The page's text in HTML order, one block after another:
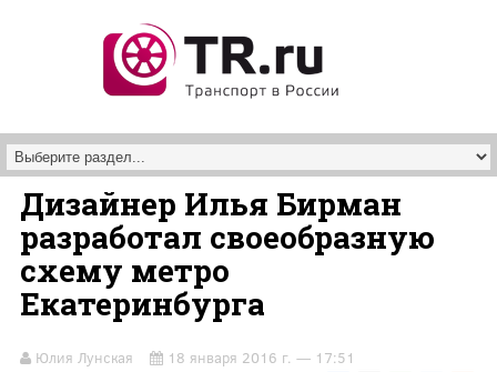
Дизайнер Илья Бирман
разработал своеобразную
схему метро
Екатеринбурга
Юлия Лунская 18 января 2016 г. — 17:51